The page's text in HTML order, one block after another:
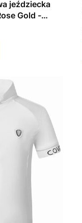
jeździecka
Gold -